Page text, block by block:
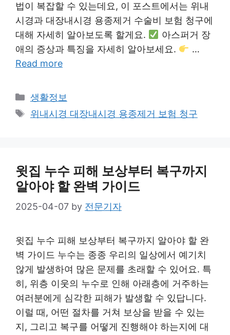
법이 복잡할 수 있는데요, 이 포스트에서는 위내
시경과 대장내시경 용종제거 수술비 보험 청구에
대해 자세히 알아보도록 할게요.
아스퍼거 장
애의 증상과 특징을 자세히 알아보세요.
…
Read more
Categories
생활정보
Tags
위내시경 대장내시경 용종제거 보험 청구
윗집 누수 피해 보상부터 복구까지
알아야 할 완벽 가이드
2025-04-07 by 전문기자
윗집 누수 피해 보상부터 복구까지 알아야 할 완
벽 가이드 누수는 종종 우리의 일상에서 예기치
않게 발생하여 많은 문제를 초래할 수 있어요. 특
히, 위층 이웃의 누수로 인해 아래층에 거주하는
여러분에게 심각한 피해가 발생할 수 있답니다.
이럴 때, 어떤 절차를 거쳐 보상을 받을 수 있는
지, 그리고 복구를 어떻게 진행해야 하는지에 대